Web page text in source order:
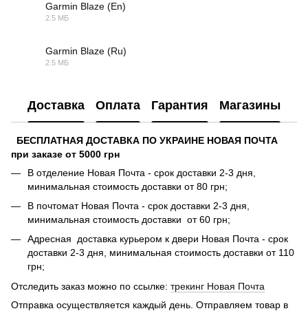
Garmin Blaze (En)
2.5 МБ
Garmin Blaze (Ru)
2.5 МБ
Доставка Оплата Гарантия Магазины
БЕСПЛАТНАЯ ДОСТАВКА ПО УКРАИНЕ НОВАЯ ПОЧТА
при заказе от 5000 грн
В отделение Новая Почта - срок доставки 2-3 дня,
минимальная стоимость доставки от 80 грн;
В почтомат Новая Почта - срок доставки 2-3 дня,
минимальная стоимость доставки от 60 грн;
Адресная доставка курьером к двери Новая Почта - срок
доставки 2-3 дня, минимальная стоимость доставки от 110
грн;
Отследить заказ можно по ссылке: трекинг Новая Почта
Отправка осуществляется каждый день. Отправляем товар в